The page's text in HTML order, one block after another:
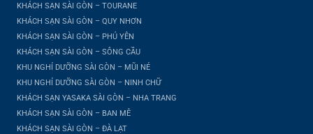
KHÁCH SẠN SÀI GÒN – TOURANE
KHÁCH SẠN SÀI GÒN – QUY NHƠN
KHÁCH SẠN SÀI GÒN – PHÚ YÊN
KHÁCH SẠN SÀI GÒN – SÔNG CẦU
KHU NGHỈ DƯỠNG SÀI GÒN – MŨI NÉ
KHU NGHỈ DƯỠNG SÀI GÒN – NINH CHỮ
KHÁCH SẠN YASAKA SÀI GÒN – NHA TRANG
KHÁCH SẠN SÀI GÒN – BAN MÊ
KHÁCH SẠN SÀI GÒN – ĐÀ LẠT